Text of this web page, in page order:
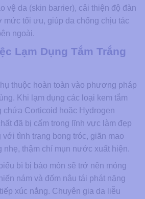
vệ da (skin barrier), cải thiện độ đàn
mức tối ưu, giúp da chống chịu tác
ngoài.
Lạm Dụng Tắm Trắng
thuộc hoàn toàn vào phương pháp
Khi lạm dụng các loại kem tắm
chứa Corticoid hoặc Hydrogen
đã bị cấm trong lĩnh vực làm đẹp
tình trạng bong tróc, giãn mao
nhẹ, thậm chí mụn nước xuất hiện.
bì bị bào mòn sẽ trở nên mỏng
nám và đốm nâu tái phát nặng
xúc nắng. Chuyên gia da liễu